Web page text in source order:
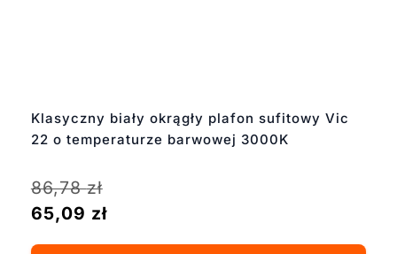
Klasyczny biały okrągły plafon sufitowy Vic
22 o temperaturze barwowej 3000K
86,78zł
65,09 zł